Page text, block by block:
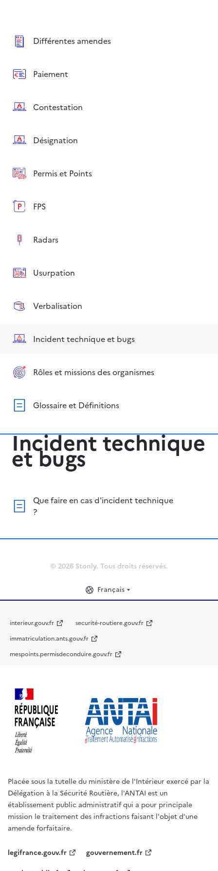
Différentes amendes
Paiement
Contestation
Désignation
Permis et Points
FPS
Radars
Usurpation
Verbalisation
Incident technique et bugs
Rôles et missions des organismes
Glossaire et Définitions
Incident technique
et bugs
Que faire en cas d'incident technique
?
© 2026 Stonly. Tous droits réservés.
Français
interieur.gouv.fr
securité-routiere.gouv.fr
immatriculation.ants.gouv.fr
mespoints.permisdeconduire.gouv.fr
Placée sous la tutelle du ministère de l'Intérieur exercé par la
Délégation à la Sécurité Routière, l'ANTAI est un
établissement public administratif qui a pour principale
mission le traitement des infractions faisant l'objet d'une
amende forfaitaire.
legifrance.gouv.fr
gouvernement.fr